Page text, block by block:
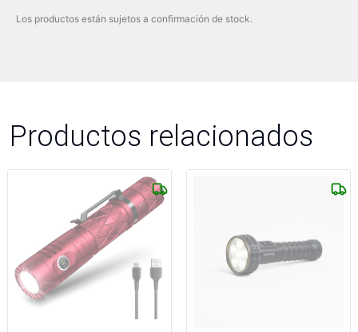
Los productos están sujetos a confirmación de stock.
Productos relacionados